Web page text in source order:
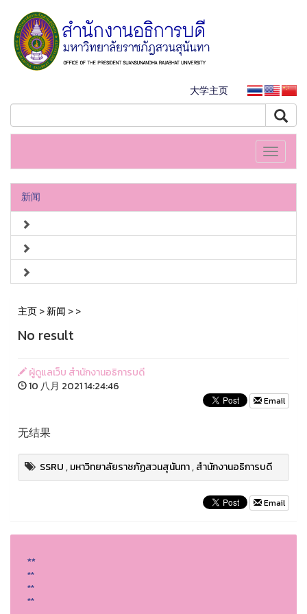
大学主页
Toggle
新闻
主页>新闻 >>
No result
ผู้ดูแลเว็บ สำนักงานอธิการบดี
10 八月 2021 14:24:46
Email
无结果
SSRU,มหาวิทยาลัยราชภัฏสวนสุนันทา,สำนักงานอธิการบดี
Email
**
**
**
**